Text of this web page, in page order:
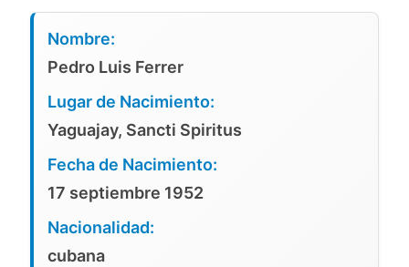
Nombre:
Pedro Luis Ferrer
Lugar de Nacimiento:
Yaguajay, Sancti Spiritus
Fecha de Nacimiento:
17 septiembre 1952
Nacionalidad:
cubana